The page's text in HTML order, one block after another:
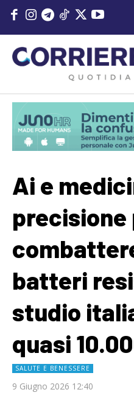
Ai e
precisione
batteri
studio
quasi
SALUTE E BENESSERE
9 Giugno 2026 12:40